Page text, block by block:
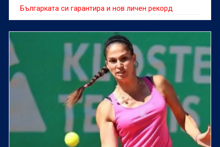
Българката си гарантира и нов личен рекорд